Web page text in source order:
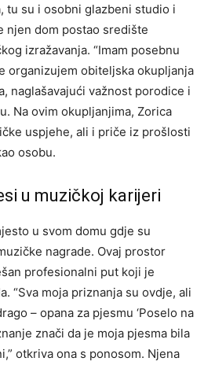
tu su i osobni glazbeni studio i
njen dom postao središte
izražavanja. “Imam posebnu
organizujem obiteljska okupljanja
naglašavajući važnost porodice i
Na ovim okupljanjima, Zorica
uspjehe, ali i priče iz prošlosti
osobu.
u muzičkoj karijeri
u svom domu gdje su
nagrade. Ovaj prostor
profesionalni put koji je
“Sva moja priznanja su ovdje, ali
– opana za pjesmu ‘Poselo na
znači da je moja pjesma bila
otkriva ona s ponosom. Njena